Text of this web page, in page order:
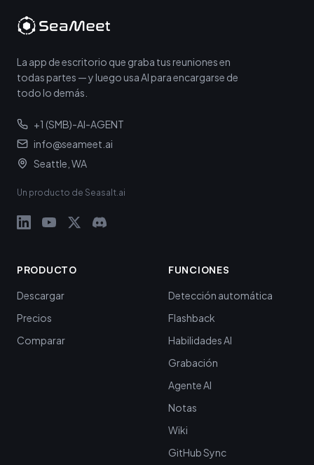
La app de escritorio que graba tus reuniones en
todas partes — y luego usa AI para encargarse de
todo lo demás.
+1 (SMB)-AI-AGENT
info@seameet.ai
Seattle, WA
Un producto de Seasalt.ai
PRODUCTO
Descargar
Precios
Comparar
FUNCIONES
Detección automática
Flashback
Habilidades AI
Grabación
Agente AI
Notas
Wiki
GitHub Sync